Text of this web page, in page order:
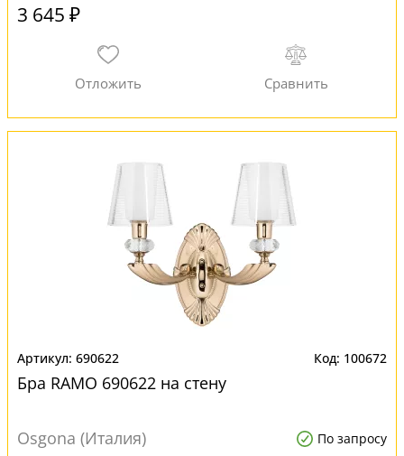
3 645 ₽
690622 100672
Бра RAMO 690622 на стену
Osgona (Италия) По запросу